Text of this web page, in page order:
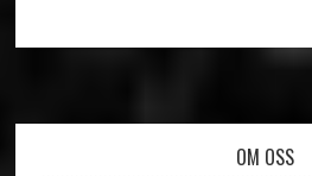
OM OSS